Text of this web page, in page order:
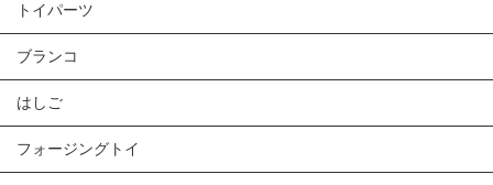
トイパーツ
ブランコ
はしご
フォージングトイ